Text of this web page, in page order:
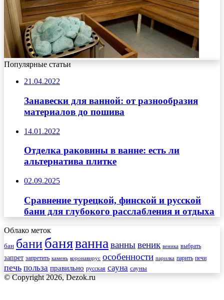
Популярные статьи
21.04.2022
Занавески для ванной: от разнообразия
материалов до пошива
14.01.2022
Отделка раковины в ванне: есть ли
альтернатива плитке
02.09.2025
Сравнение турецкой, финской и русской
бани для глубокого расслабления и отдыха
Облако меток
бан банибаняваннаваннывеник веника выбрать
запрет запретить камень коронавирус особенности парилка парить печи
печь польза правильно русская сауна сауны
© Copyright 2026, Dezok.ru